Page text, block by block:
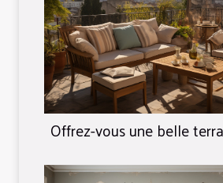
Offrez-vous une belle